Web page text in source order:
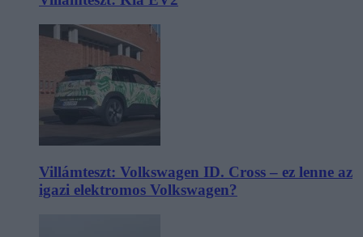
Villámteszt: Volkswagen ID. Cross – ez lenne az
igazi elektromos Volkswagen?